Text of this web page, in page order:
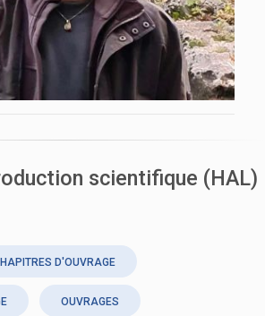
scientifique (HAL)
D'OUVRAGE
OUVRAGES